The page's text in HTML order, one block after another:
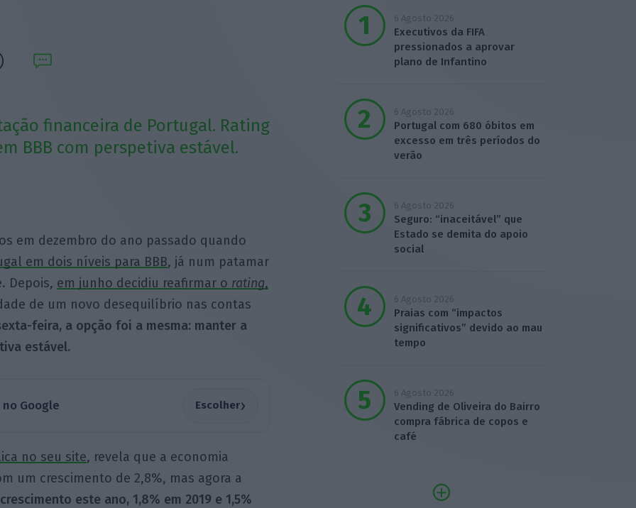
financeira de Portugal. Rating
BBB com perspetiva estável.
em dezembro do ano passado quando
em dois níveis para BBB, já num patamar
Depois, em junho decidiu reafirmar o rating,
de um novo desequilíbrio nas contas
feira, a opção foi a mesma: manter a
estável.
Google Escolher›
no seu site, revela que a economia
um crescimento de 2,8%, mas agora a
este ano, 1,8% em 2019 e 1,5%
6 Agosto 2026
Executivos da FIFA
pressionados a aprovar
plano de Infantino
6 Agosto 2026
Portugal com 680 óbitos em
excesso em três períodos do
verão
6 Agosto 2026
Seguro: “inaceitável” que
Estado se demita do apoio
social
6 Agosto 2026
Praias com “impactos
significativos” devido ao mau
tempo
6 Agosto 2026
Vending de Oliveira do Bairro
compra fábrica de copos e
café